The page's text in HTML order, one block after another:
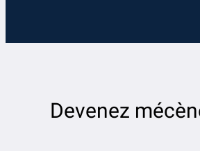
Devenez